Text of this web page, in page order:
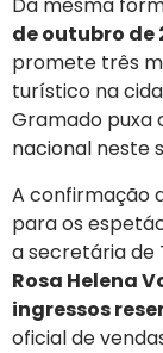
Da mesma
de outubro de
promete três
turístico na
Gramado puxa
nacional neste
A confirmação
para os
a secretária de
Rosa Helena
ingressos
oficial de